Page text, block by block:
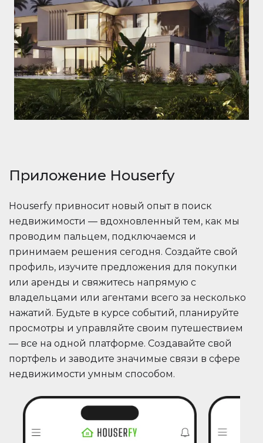
Приложение Houserfy
Houserfy привносит новый опыт в поиск
недвижимости — вдохновленный тем, как мы
проводим пальцем, подключаемся и
принимаем решения сегодня. Создайте свой
профиль, изучите предложения для покупки
или аренды и свяжитесь напрямую с
владельцами или агентами всего за несколько
нажатий. Будьте в курсе событий, планируйте
просмотры и управляйте своим путешествием
— все на одной платформе. Создавайте свой
портфель и заводите значимые связи в сфере
недвижимости умным способом.